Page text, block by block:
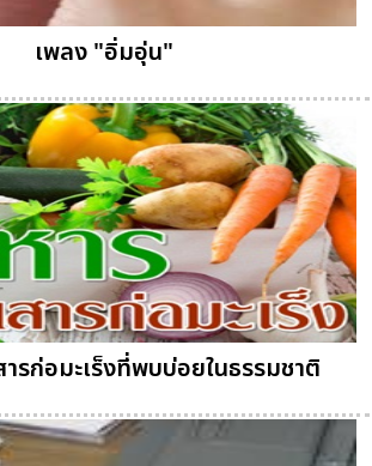
เพลง "อิ่มอุ่น"
รก่อมะเร็งที่พบบ่อยในธรรมชาติ